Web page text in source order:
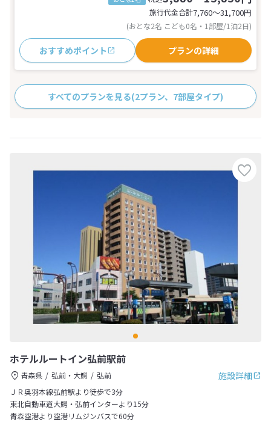
旅行代金合計7,760〜31,700円
(おとな2名 こども0名・1部屋/1泊2日)
おすすめポイント プランの詳細
すべてのプランを見る(2プラン、7部屋タイプ)
ホテルルートイン弘前駅前
施設詳細
青森県 弘前・大鰐
弘前
ＪＲ奥羽本線弘前駅より徒歩で3分
東北自動車道大鰐・弘前インターより15分
青森空港より空港リムジンバスで60分